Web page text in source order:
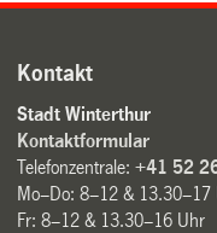
Kontakt
Stadt Winterthur
Kontaktformular
Telefonzentrale:+41 52
Mo–Do: 8–12 & 13.30–17
Fr: 8–12 & 13.30–16 Uhr